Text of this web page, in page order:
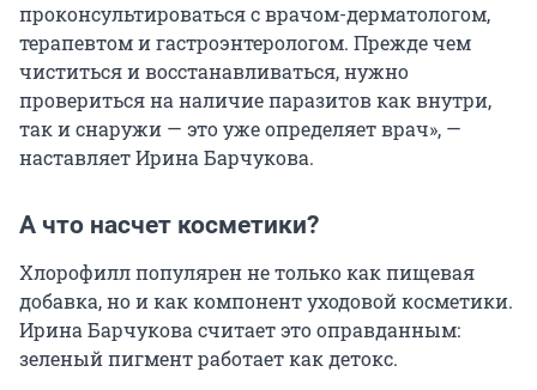
проконсультироваться с врачом-дерматологом,
терапевтом и гастроэнтерологом. Прежде чем
чиститься и восстанавливаться, нужно
провериться на наличие паразитов как внутри,
так и снаружи — это уже определяет врач», —
наставляет Ирина Барчукова.
А что насчет косметики?
Хлорофилл популярен не только как пищевая
добавка, но и как компонент уходовой косметики.
Ирина Барчукова считает это оправданным:
зеленый пигмент работает как детокс.